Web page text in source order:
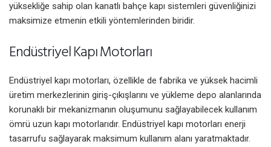
yüksekliğe sahip olan kanatlı bahçe kapı sistemleri güvenliğinizi
maksimize etmenin etkili yöntemlerinden biridir.
Endüstriyel Kapı Motorları
Endüstriyel kapı motorları, özellikle de fabrika ve yüksek hacimli
üretim merkezlerinin giriş-çıkışlarını ve yükleme depo alanlarında
korunaklı bir mekanizmanın oluşumunu sağlayabilecek kullanım
ömrü uzun kapı motorlarıdır. Endüstriyel kapı motorları enerji
tasarrufu sağlayarak maksimum kullanım alanı yaratmaktadır.